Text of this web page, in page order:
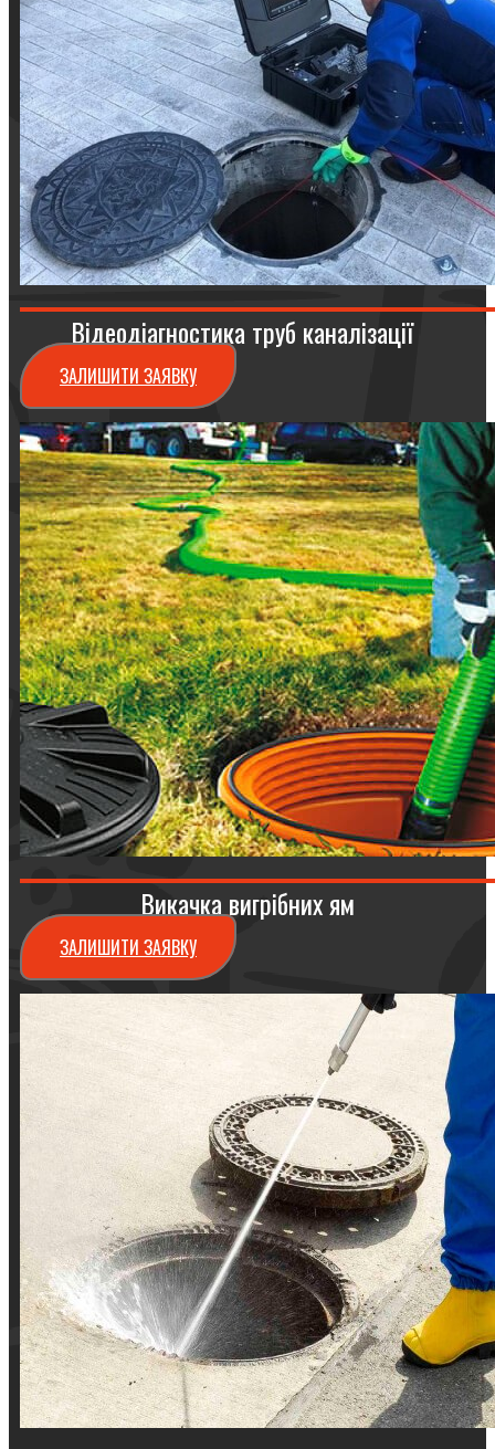
Відеодіагностика труб каналізації
ЗАЛИШИТИ ЗАЯВКУ
Викачка вигрібних ям
ЗАЛИШИТИ ЗАЯВКУ